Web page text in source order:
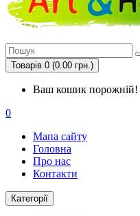
Товарів 0 (0.00 грн.)
Ваш кошик порожній!
0
Мапа сайту
Головна
Про нас
Контакти
Категорії